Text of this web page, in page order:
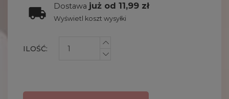
Dostawa już od 11,99 zł
Wyświetl koszt wysyłki
ILOŚĆ: